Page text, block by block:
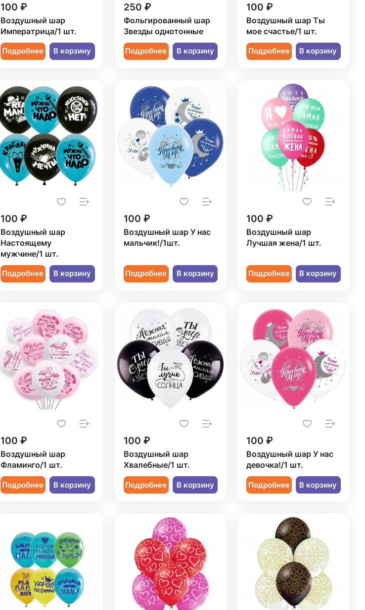
100 ₽
Воздушный шар
Императрица/1 шт.
Подробнее В корзину
250 ₽
Фольгированный шар
Звезды однотонные
Подробнее В корзину
100 ₽
Воздушный шар Ты
мое счастье/1 шт.
Подробнее В корзину
100 ₽
Воздушный шар
Настоящему
мужчине/1 шт.
Подробнее В корзину
100 ₽
Воздушный шар У нас
мальчик!/1шт.
Подробнее В корзину
100 ₽
Воздушный шар
Лучшая жена/1 шт.
Подробнее В корзину
100 ₽
Воздушный шар
Фламинго/1 шт.
Подробнее В корзину
100 ₽
Воздушный шар
Хвалебные/1 шт.
Подробнее В корзину
100 ₽
Воздушный шар У нас
девочка!/1 шт.
Подробнее В корзину